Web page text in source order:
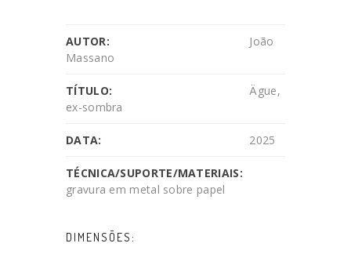
AUTOR:
João
Massano
TÍTULO:
Ägue,
ex-sombra
DATA: 2025
TÉCNICA/SUPORTE/MATERIAIS:
gravura em metal sobre papel
DIMENSÕES: